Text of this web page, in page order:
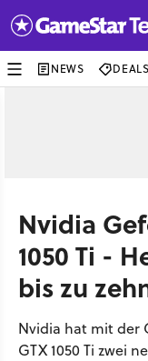
NEWS DEALS
Nvidia
1050 Ti -
bis zu
Nvidia hat mit der
GTX 1050 Ti zwei